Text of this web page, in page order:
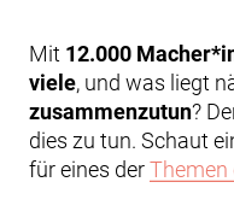
Mit 12.000
viele, und was liegt
zusammenzutun?
dies zu tun. Schaut
für eines derThemen